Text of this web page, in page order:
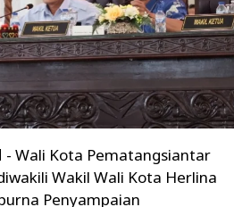
- Wali Kota Pematangsiantar
Wakil Wali Kota Herlina
Penyampaian